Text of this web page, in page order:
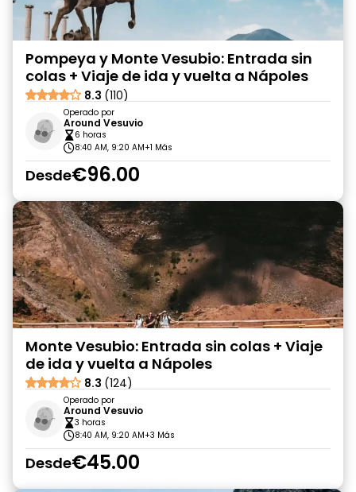
Pompeya y Monte Vesubio: Entrada sin
colas + Viaje de ida y vuelta a Nápoles
8.3 (110)
Operado por
Around Vesuvio
6 horas
8:40 AM, 9:20 AM+1 Más
Desde€96.00
Monte Vesubio: Entrada sin colas + Viaje
de ida y vuelta a Nápoles
8.3 (124)
Operado por
Around Vesuvio
3 horas
8:40 AM, 9:20 AM+3 Más
Desde€45.00